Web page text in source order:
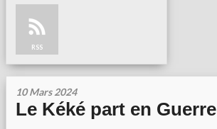
RSS
10 Mars 2024
Le Kéké part en Guerre